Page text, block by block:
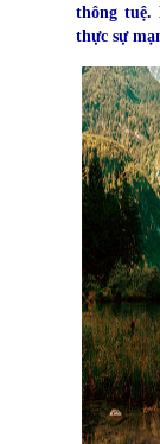
thông
thực sự